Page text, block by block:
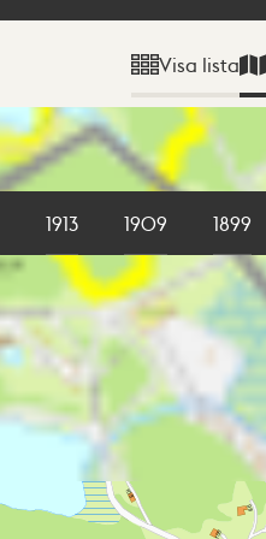
Visa lista
1913 1909 1899